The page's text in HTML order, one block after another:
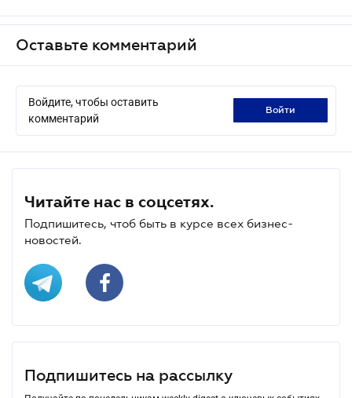
Оставьте комментарий
Войдите, чтобы оставить
комментарий
войти
Читайте нас в соцсетях.
Подпишитесь, чтоб быть в курсе всех бизнес-
новостей.
Подпишитесь на рассылку